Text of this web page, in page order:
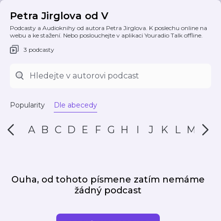
Petra Jirglova od V
Podcasty a Audioknihy od autora Petra Jirglova. K poslechu online na
webu a ke stažení. Nebo poslouchejte v aplikaci Youradio Talk offline.
3 podcasty
Popularity Dle abecedy
A B C D E F G H I J K L M N
Ouha, od tohoto písmene zatím nemáme
žádný podcast